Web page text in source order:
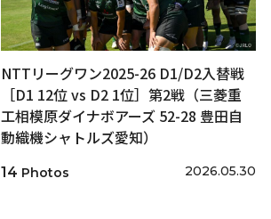
NTTリーグワン2025-26 D1/D2入替戦
［D1 12位 vs D2 1位］第2戦（三菱重
工相模原ダイナボアーズ 52-28 豊田自
動織機シャトルズ愛知）
14 Photos 2026.05.30